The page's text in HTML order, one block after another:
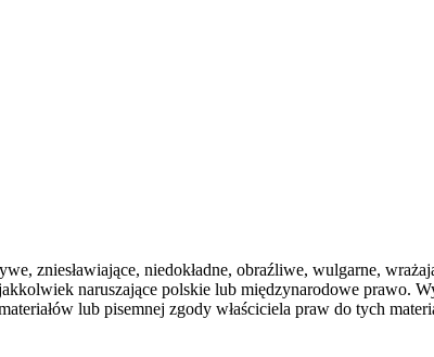
zniesławiające, niedokładne, obraźliwe, wulgarne,
naruszające polskie lub międzynarodowe prawo.
lub pisemnej zgody właściciela praw do tych